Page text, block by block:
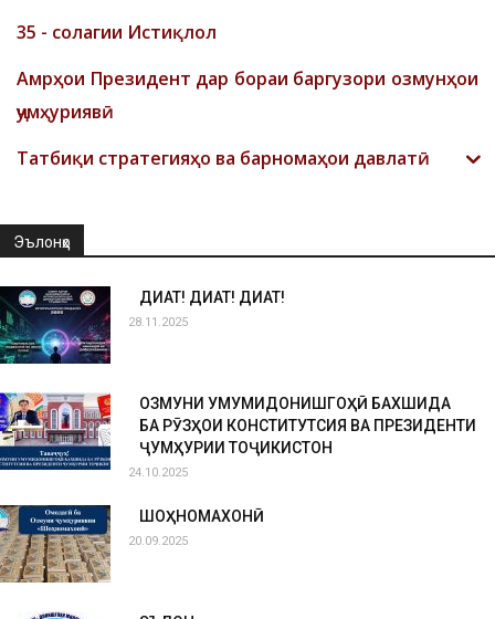
35 - солагии Истиқлол
Амрҳои Президент дар бораи баргузори озмунҳои
ҷумҳуриявӣ
Татбиқи стратегияҳо ва барномаҳои давлатӣ
Эълонҳо
ДИҚҚАТ! ДИҚҚАТ! ДИҚҚАТ!
28.11.2025
ОЗМУНИ УМУМИДОНИШГОҲӢ БАХШИДА
БА РӮЗҲОИ КОНСТИТУТСИЯ ВА ПРЕЗИДЕНТИ
ҶУМҲУРИИ ТОҶИКИСТОН
24.10.2025
ШОҲНОМАХОНӢ
20.09.2025